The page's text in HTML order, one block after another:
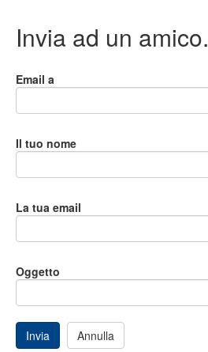
Invia ad un amico.
Email a
Il tuo nome
La tua email
Oggetto
Invia Annulla